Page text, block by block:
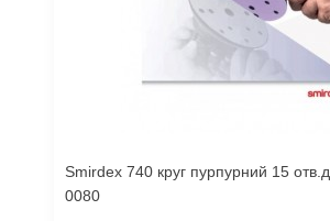
Smirdex 740 круг пурпурний 15
0080